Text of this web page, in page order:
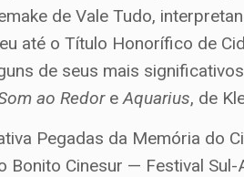
de Vale Tudo,
até o Título Honorífico de
de seus mais
ao RedoreAquarius, de
Pegadas da Memória do
Bonito Cinesur — Festival